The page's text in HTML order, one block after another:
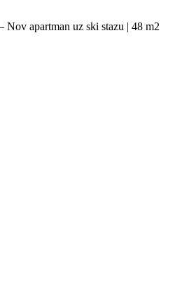
Nov apartman uz ski stazu | 48 m2